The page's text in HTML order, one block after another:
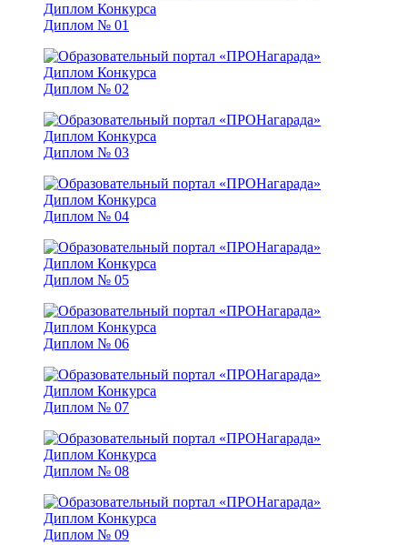
Диплом № 01
Диплом № 02
Диплом № 03
Диплом № 04
Диплом № 05
Диплом № 06
Диплом № 07
Диплом № 08
Диплом № 09